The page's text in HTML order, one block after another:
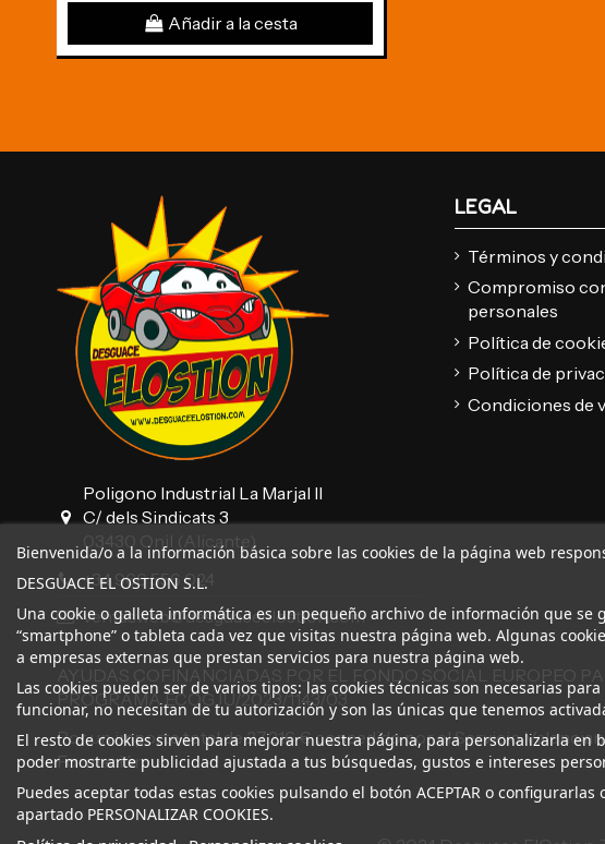
Añadir a la cesta
Poligono Industrial La Marjal II
C/ dels Sindicats 3
03430 Onil (Alicante)
+34 966 556 024
ventasweb@desguaceelostion.com
LEGAL
Términos y
Compromiso
personales
Política de
Política de
Condiciones de
Bienvenida/o a la información básica sobre las cookies de la página web
DESGUACE EL OSTION S.L.
Una cookie o galleta informática es un pequeño archivo de información que se
“smartphone” o tableta cada vez que visitas nuestra página web. Algunas
a empresas externas que prestan servicios para nuestra página web.
Las cookies pueden ser de varios tipos: las cookies técnicas son necesarias
funcionar, no necesitan de tu autorización y son las únicas que tenemos
El resto de cookies sirven para mejorar nuestra página, para personalizarla en
poder mostrarte publicidad ajustada a tus búsquedas, gustos e intereses
Puedes aceptar todas estas cookies pulsando el botón ACEPTAR o
apartado PERSONALIZAR COOKIES.
AYUDAS COFINANCIADAS POR EL FONDO SOCIAL EUROPEO
PROGRAMA ECOGJU/2023/1143/03
Por un importe total de 27.216 € concedido por el Servicio
Formación.